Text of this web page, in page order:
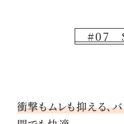
#07
衝撃もムレも抑える、